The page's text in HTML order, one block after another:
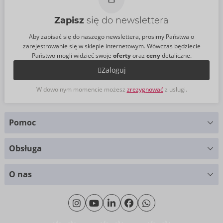
Zapisz się do newslettera
Aby zapisać się do naszego newslettera, prosimy Państwa o
zarejestrowanie się w sklepie internetowym. Wówczas będziecie
Państwo mogli widzieć swoje ofertyoraz cenydetaliczne.
Zaloguj
W dowolnym momencie możesz zrezygnowaćz usługi.
Pomoc
Poniedziałek - Czwartek: 09.00 - 16.00
Piątek: 09.00 - 15.00
Obsługa
O nas
O nas
Zrównoważony rozwój